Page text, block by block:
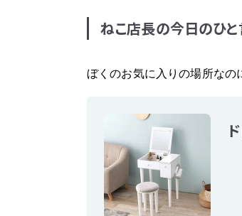
ねこ店長の今日のひと
ぼくのお気に入りの場所なの